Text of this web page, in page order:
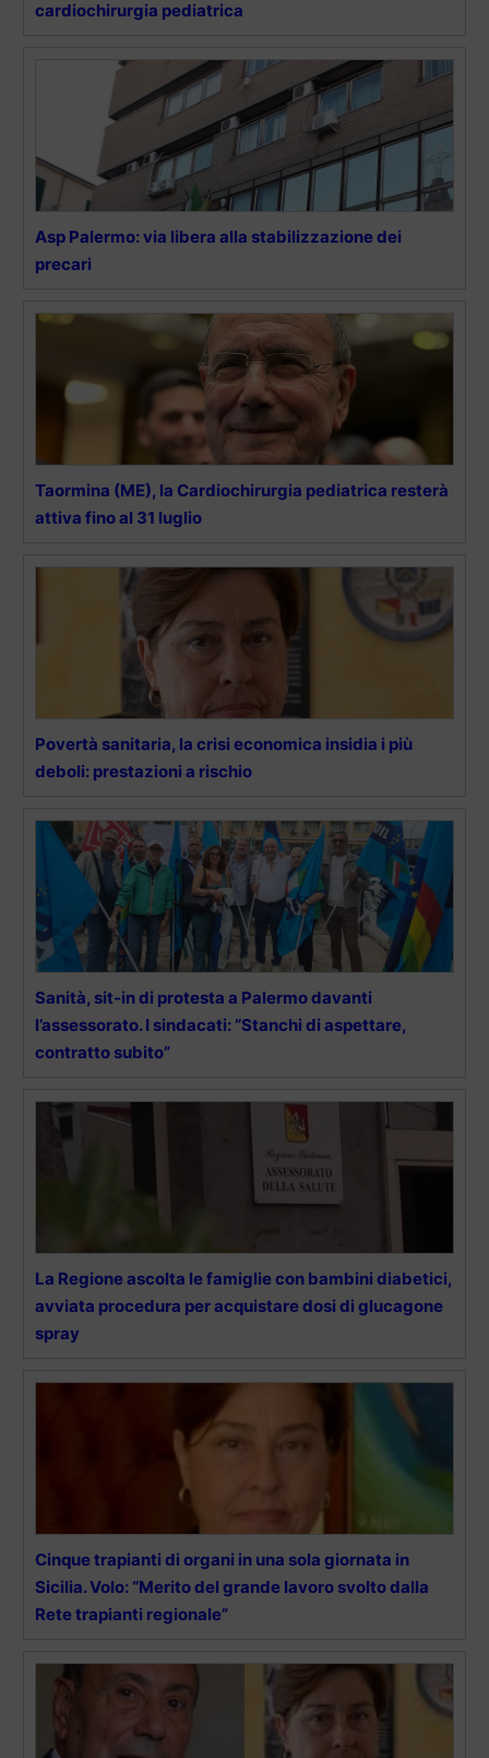
cardiochirurgia pediatrica
Asp Palermo: via libera alla stabilizzazione dei
precari
Taormina (ME), la Cardiochirurgia pediatrica resterà
attiva fino al 31 luglio
Povertà sanitaria, la crisi economica insidia i più
deboli: prestazioni a rischio
Sanità, sit-in di protesta a Palermo davanti
l’assessorato. I sindacati: “Stanchi di aspettare,
contratto subito”
La Regione ascolta le famiglie con bambini diabetici,
avviata procedura per acquistare dosi di glucagone
spray
Cinque trapianti di organi in una sola giornata in
Sicilia. Volo: “Merito del grande lavoro svolto dalla
Rete trapianti regionale”